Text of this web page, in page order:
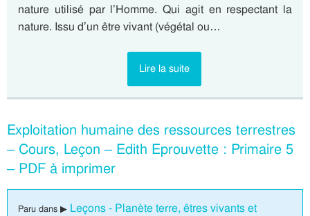
nature utilisé par l’Homme. Qui agit en respectant la
nature. Issu d’un être vivant (végétal ou…
Lire la suite
Exploitation humaine des ressources terrestres
– Cours, Leçon – Edith Eprouvette : Primaire 5
– PDF à imprimer
Paru dans ▶ Leçons - Planète terre, êtres vivants et